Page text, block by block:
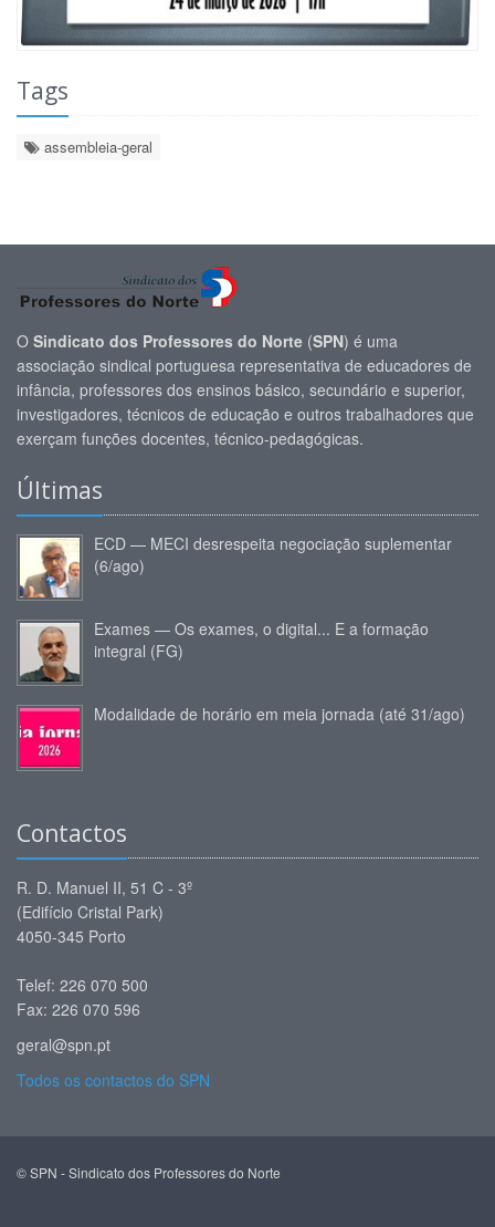
Tags
assembleia-geral
O Sindicato dos Professores do Norte (SPN) é uma
associação sindical portuguesa representativa de educadores de
infância, professores dos ensinos básico, secundário e superior,
investigadores, técnicos de educação e outros trabalhadores que
exerçam funções docentes, técnico-pedagógicas.
Últimas
ECD — MECI desrespeita negociação suplementar
(6/ago)
Exames — Os exames, o digital... E a formação
integral (FG)
Modalidade de horário em meia jornada (até 31/ago)
Contactos
R. D. Manuel II, 51 C - 3º
(Edifício Cristal Park)
4050-345 Porto
Telef: 226 070 500
Fax: 226 070 596
geral@spn.pt
Todos os contactos do SPN
© SPN - Sindicato dos Professores do Norte